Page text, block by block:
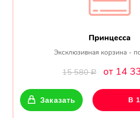
Принцесса
Эксклюзивная корзина -
15 580Р от 14
Заказать В